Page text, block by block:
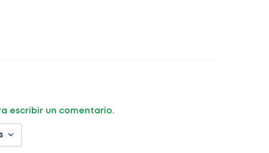
escribir un comentario.